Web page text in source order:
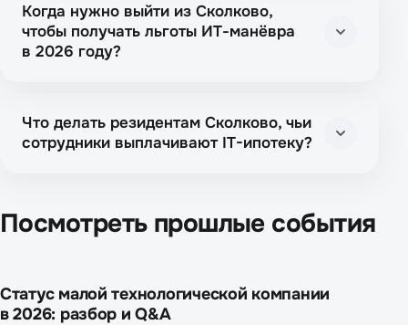
Когда нужно выйти из Сколково,
чтобы получать льготы ИТ-манёвра
в 2026 году?
Что делать резидентам Сколково, чьи
сотрудники выплачивают IT-ипотеку?
Посмотреть прошлые события
Статус малой технологической компании
в 2026: разбор и Q&A